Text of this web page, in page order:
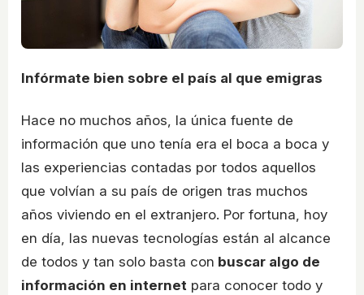
Infórmate bien sobre el país al que emigras
Hace no muchos años, la única fuente de
información que uno tenía era el boca a boca y
las experiencias contadas por todos aquellos
que volvían a su país de origen tras muchos
años viviendo en el extranjero. Por fortuna, hoy
en día, las nuevas tecnologías están al alcance
de todos y tan solo basta con buscar algo de
información en internet para conocer todo y